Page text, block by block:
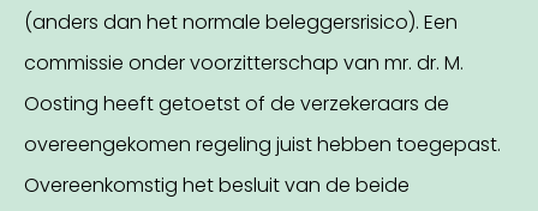
(anders dan het normale beleggersrisico). Een
commissie onder voorzitterschap van mr. dr. M.
Oosting heeft getoetst of de verzekeraars de
overeengekomen regeling juist hebben toegepast.
Overeenkomstig het besluit van de beide